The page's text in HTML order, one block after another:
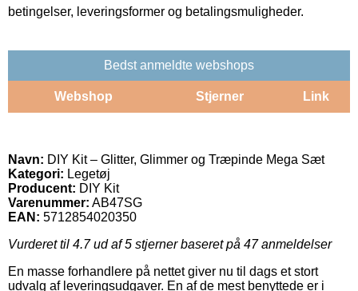
betingelser, leveringsformer og betalingsmuligheder.
Bedst anmeldte webshops
Webshop Stjerner Link
Navn: DIY Kit – Glitter, Glimmer og Træpinde Mega Sæt
Kategori: Legetøj
Producent: DIY Kit
Varenummer: AB47SG
EAN: 5712854020350
Vurderet til 4.7ud af 5 stjerner baseret på 47anmeldelser
En masse forhandlere på nettet giver nu til dags et stort
udvalg af leveringsudgaver. En af de mest benyttede er i